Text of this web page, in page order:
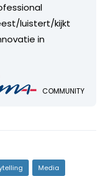
luistert/kijkt
in
COMMUNITY
Media